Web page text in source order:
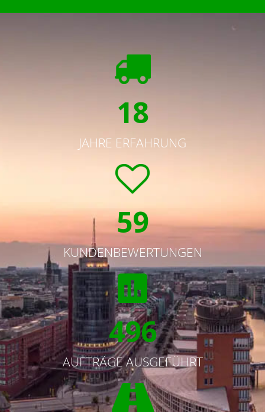
JAHRE ERFAHRUNG
18
KUNDENBEWERTUNGEN
59
AUFTRÄGE AUSGEFÜHRT
496